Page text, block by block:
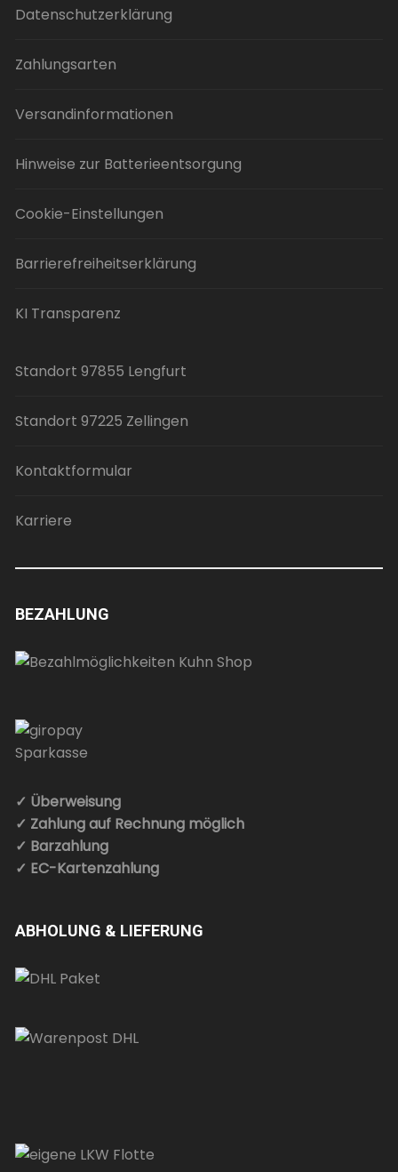
Datenschutzerklärung
Zahlungsarten
Versandinformationen
Hinweise zur Batterieentsorgung
Cookie-Einstellungen
Barrierefreiheitserklärung
KI Transparenz
Standort 97855 Lengfurt
Standort 97225 Zellingen
Kontaktformular
Karriere
BEZAHLUNG
✓ Überweisung
✓ Zahlung auf Rechnung möglich
✓ Barzahlung
✓ EC-Kartenzahlung
ABHOLUNG & LIEFERUNG